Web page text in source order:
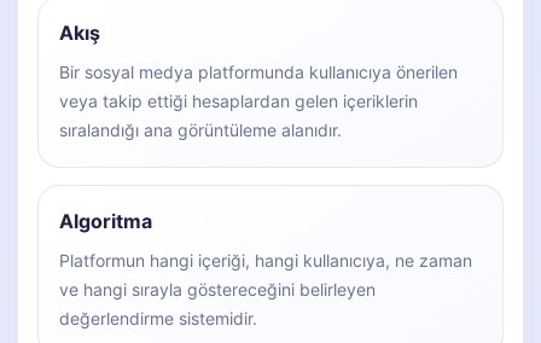
Akış
Bir sosyal medya platformunda kullanıcıya önerilen
veya takip ettiği hesaplardan gelen içeriklerin
sıralandığı ana görüntüleme alanıdır.
Algoritma
Platformun hangi içeriği, hangi kullanıcıya, ne zaman
ve hangi sırayla göstereceğini belirleyen
değerlendirme sistemidir.